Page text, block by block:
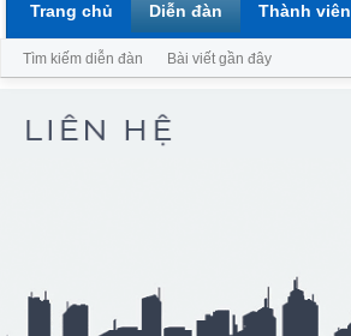
Trang chủ Diễn đàn
Tìm kiếm diễn đàn Bài viết gần đây
Thành viên